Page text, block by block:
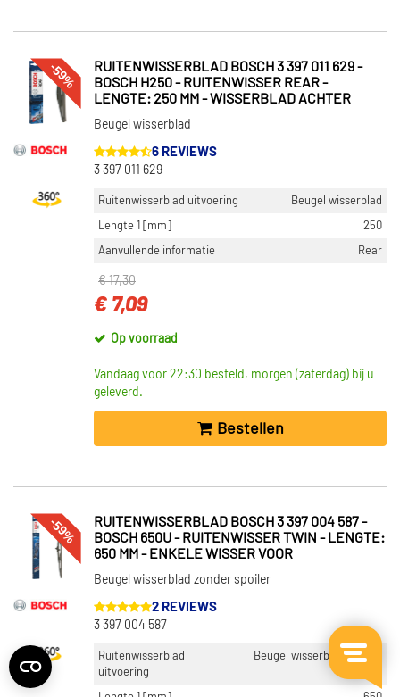
-59%
RUITENWISSERBLAD BOSCH 3 397 011 629 -
BOSCH H250 - RUITENWISSER REAR -
LENGTE: 250 MM - WISSERBLAD ACHTER
Beugel wisserblad
6 REVIEWS
3 397 011 629
Ruitenwisserblad uitvoering
Beugel wisserblad
Lengte 1 [mm]
250
Aanvullende informatie
Rear
€ 17,30
€ 7,09
Op voorraad
Vandaag voor 22:30 besteld, morgen (zaterdag) bij u
geleverd.
Bestellen
-59%
RUITENWISSERBLAD BOSCH 3 397 004 587 -
BOSCH 650U - RUITENWISSER TWIN - LENGTE:
650 MM - ENKELE WISSER VOOR
Beugel wisserblad zonder spoiler
2 REVIEWS
3 397 004 587
Ruitenwisserblad
uitvoering
Beugel wisserblad zonder